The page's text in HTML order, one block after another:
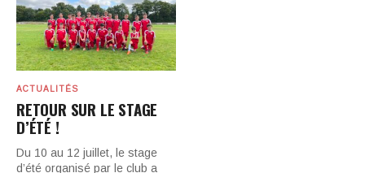
ACTUALITÉS
RETOUR SUR LE STAGE
D’ÉTÉ !
Du 10 au 12 juillet, le stage
d’été organisé par le club a